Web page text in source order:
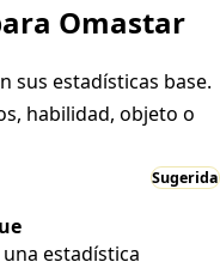
Omastar
sus estadísticas base.
habilidad, objeto o
Sugerida
estadística